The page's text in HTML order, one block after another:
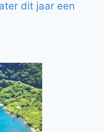
dit jaar een